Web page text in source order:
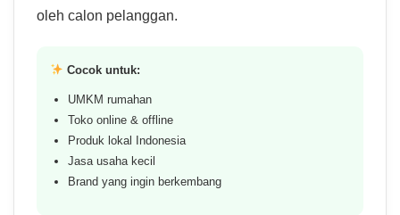
oleh calon pelanggan.
Cocok untuk:
UMKM rumahan
Toko online & offline
Produk lokal Indonesia
Jasa usaha kecil
Brand yang ingin berkembang